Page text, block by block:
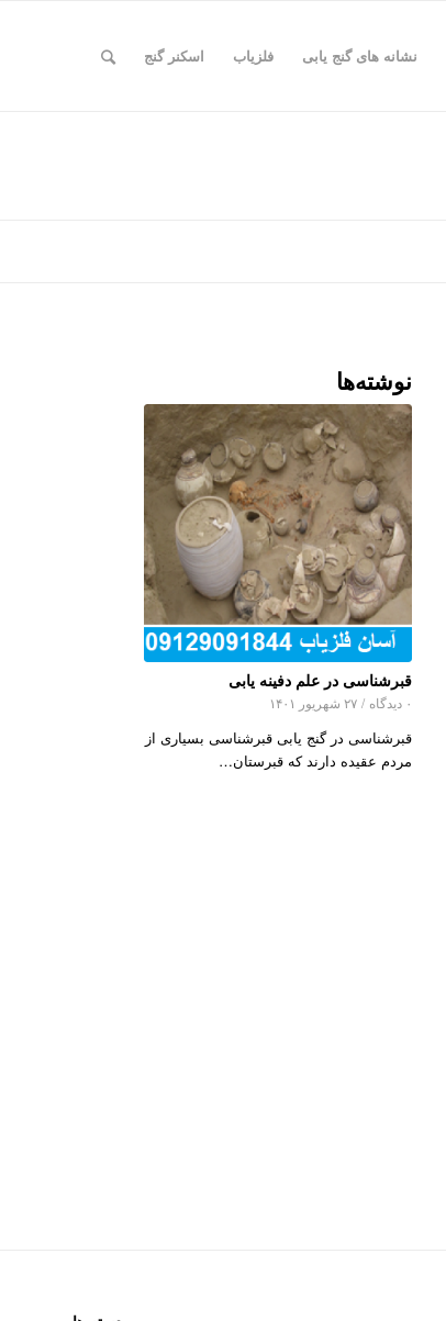
نشانه های گنج یابی فلزیاب اسکنر گنج
نوشته‌ها
قبرشناسی در علم دفینه یابی
۰ دیدگاه / ۲۷ شهریور ۱۴۰۱
قبرشناسی در گنج یابی قبرشناسی بسیاری از
مردم عقیده دارند که قبرستان…